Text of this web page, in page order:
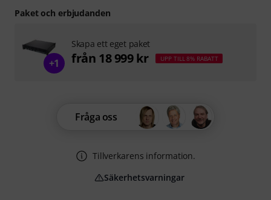
Fråga oss
Tillverkarens information.
Säkerhetsvarningar
Paket och erbjudanden
+1
Skapa ett eget paket
från 18 999 kr UPP TILL 8% RABATT